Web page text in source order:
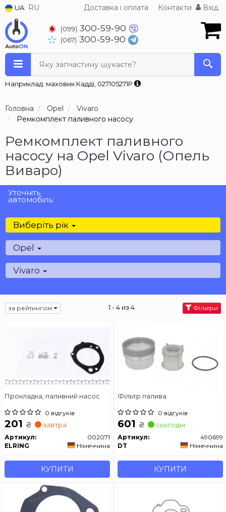
UA RU Доставка і оплата Контакти Вхід
(099) 300-59-90
(067) 300-59-90
Яку запчастину шукаєте?
Наприклад: маховик Кадді, 027105271P
Головна Opel
Vivaro
Ремкомплект паливного насосу
Ремкомплект паливного
насосу на Opel Vivaro (Опель
Виваро)
Уточніть
автомобіль:
Виберіть рік
Opel
Vivaro
за рейтингом 1 - 4 из 4 Фільтри
Прокладка, паливний насос
0 відгуків
201 ₴ завтра
Артикул:
002071
ELRING
Німеччина
КУПИТИ
Фільтр палива
0 відгуків
601 ₴ сьогодні
Артикул:
490699
DT
Німеччина
КУПИТИ